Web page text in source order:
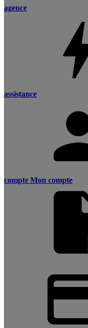
agence
assistance
compte Mon compte